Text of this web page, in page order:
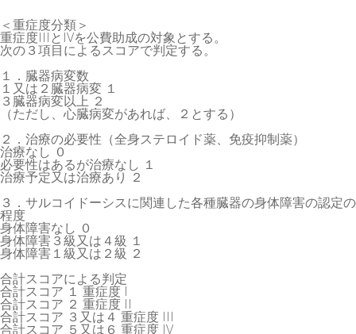
＜重症度分類＞
重症度IIIとIVを公費助成の対象とする。
次の３項目によるスコアで判定する。
１．臓器病変数
１又は２臓器病変 １
３臓器病変以上 ２
（ただし、心臓病変があれば、２とする）
２．治療の必要性（全身ステロイド薬、免疫抑制薬）
治療なし ０
必要性はあるが治療なし １
治療予定又は治療あり ２
３．サルコイドーシスに関連した各種臓器の身体障害の認定の
程度
身体障害なし ０
身体障害３級又は４級 １
身体障害１級又は２級 ２
合計スコアによる判定
合計スコア １ 重症度 I
合計スコア ２ 重症度 II
合計スコア ３又は４ 重症度 III
合計スコア ５又は６ 重症度 IV